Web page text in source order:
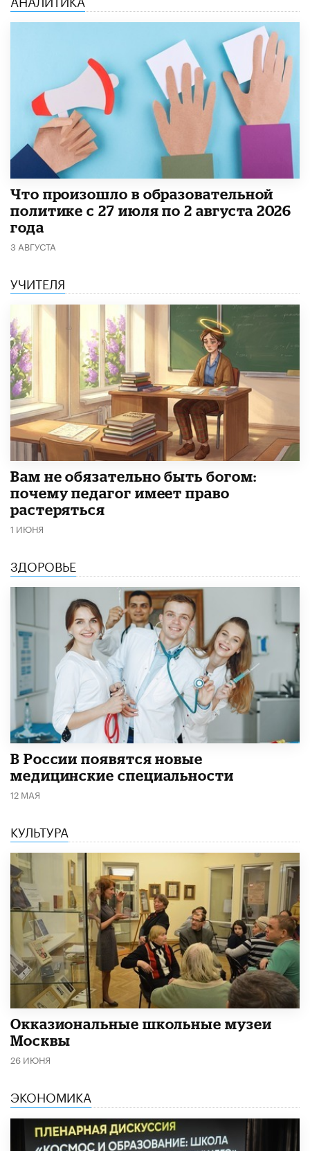
​Что произошло в образовательной
политике с 27 июля по 2 августа 2026
года
3 АВГУСТА
УЧИТЕЛЯ
​Вам не обязательно быть богом:
почему педагог имеет право
растеряться
1 ИЮНЯ
ЗДОРОВЬЕ
В России появятся новые
медицинские специальности
12 МАЯ
КУЛЬТУРА
​Окказиональные школьные музеи
Москвы
26 ИЮНЯ
ЭКОНОМИКА